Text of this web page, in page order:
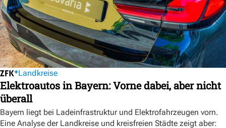
Landkreise
Elektroautos in Bayern: Vorne dabei, aber nicht
überall
Bayern liegt bei Ladeinfrastruktur und Elektrofahrzeugen vorn.
Eine Analyse der Landkreise und kreisfreien Städte zeigt aber: